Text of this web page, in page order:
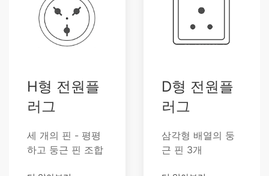
H형 전원플
러그
세 개의 핀 - 평평
하고 둥근 핀 조합
D형 전원플
러그
삼각형 배열의 둥
근 핀 3개